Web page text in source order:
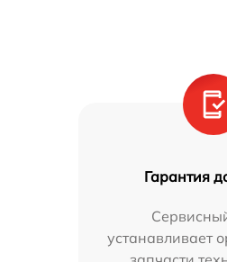
Гарантия
устанавливает